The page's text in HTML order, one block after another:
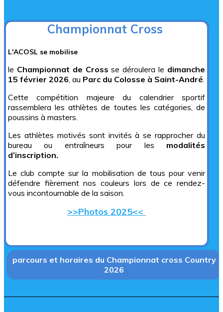
Championnat Cross
L'ACOSL se mobilise
le Championnat de Cross se déroulera le dimanche
15 février 2026 , au Parc du Colosse à Saint-André
Cette compétition majeure du calendrier sportif
rassemblera les athlètes de toutes les catégories, de
poussins à masters.
Les athlètes motivés sont invités à se rapprocher du
bureau ou entraîneurs pour les modalités
d’inscription.
Le club compte sur la mobilisation de tous pour venir
défendre fièrement nos couleurs lors de ce rendez-
vous incontournable de la saison.
>>Photos 2025<<
parcours et horaires du Championnat cross Country
2026